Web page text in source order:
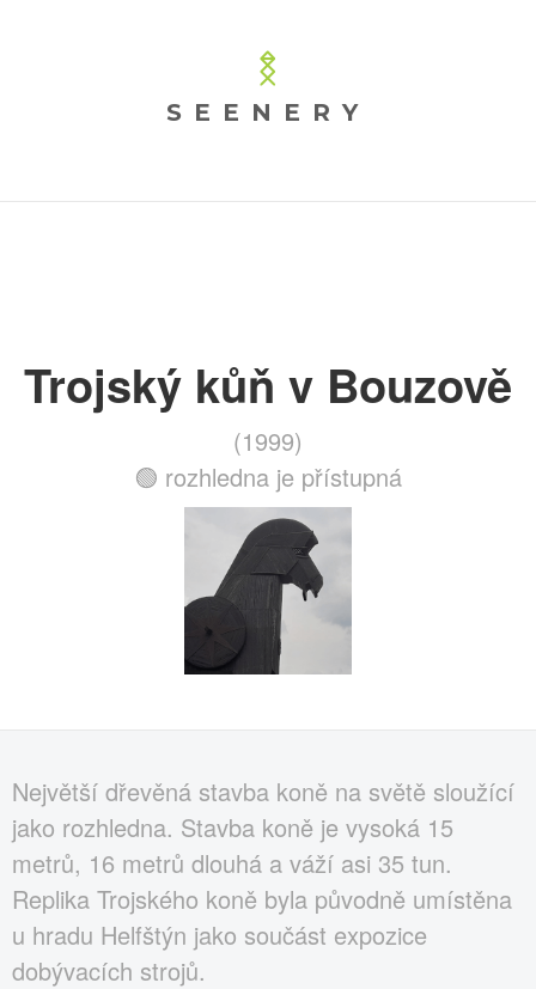
SEENERY
Trojský kůň v Bouzově
(1999)
🟢 rozhledna je přístupná
Největší dřevěná stavba koně na světě sloužící
jako rozhledna. Stavba koně je vysoká 15
metrů, 16 metrů dlouhá a váží asi 35 tun.
Replika Trojského koně byla původně umístěna
u hradu Helfštýn jako součást expozice
dobývacích strojů.